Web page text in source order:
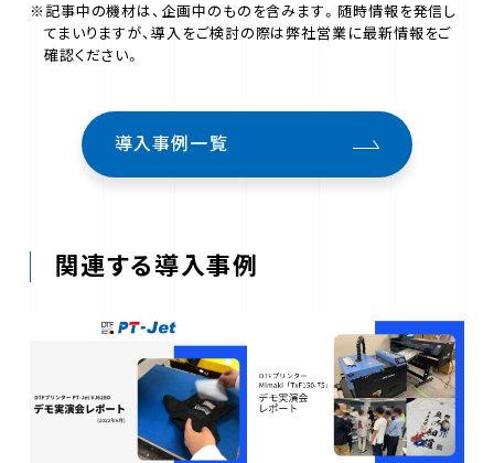
※記事中の機材は、企画中のものを含みます。随時情報を発信し
てまいりますが、導入をご検討の際は弊社営業に最新情報をご
確認ください。
導入事例一覧
関連する導入事例